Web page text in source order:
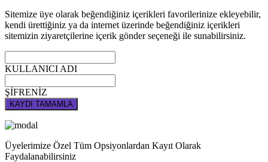
Sitemize üye olarak beğendiğiniz içerikleri favorilerinize ekleyebilir,
kendi ürettiğiniz ya da internet üzerinde beğendiğiniz içerikleri
sitemizin ziyaretçilerine içerik gönder seçeneği ile sunabilirsiniz.
KULLANICI ADI
ŞİFRENİZ
KAYDI TAMAMLA
Üyelerimize Özel Tüm Opsiyonlardan Kayıt Olarak
Faydalanabilirsiniz